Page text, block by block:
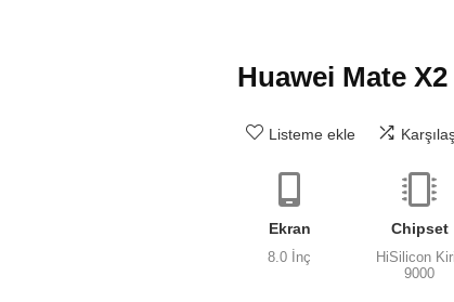
Huawei Mate X2
Listeme ekle
Ekran
8.0 İnç
Chipset
HiSilicon
9000